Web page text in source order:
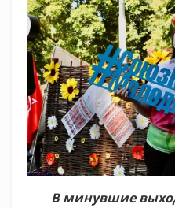
В минувшие